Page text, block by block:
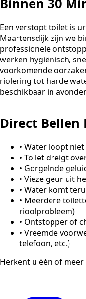
Binnen 30
Een verstopt toilet is
Maartensdijk zijn we
professionele
werken hygiënisch,
voorkomende
riolering tot harde
beschikbaar in
Direct Bellen
• Water loopt
• Toilet dreigt
• Gorgelnde
• Vieze geur uit
• Water komt
• Meerdere
rioolprobleem)
• Ontstopper of
• Vreemde
telefoon, etc.)
Herkent u één of meer